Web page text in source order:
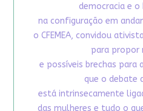
democracia e o
na configuração em
o CFEMEA, convidou
para propor
e possíveis brechas
que o debate
está intrinsecamente
das mulheres e tudo o